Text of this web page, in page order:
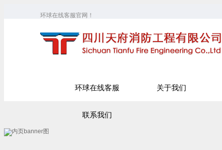
环球在线客服官网！
环球在线客服 关于我们
联系我们